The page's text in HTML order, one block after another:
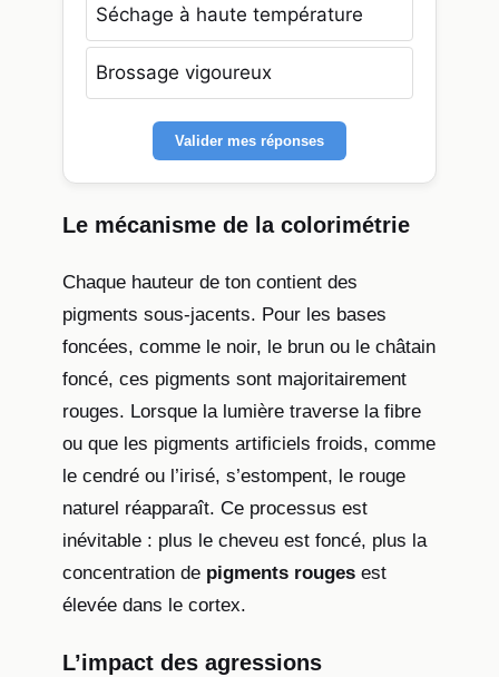
Séchage à haute température
Brossage vigoureux
Valider mes réponses
Le mécanisme de la colorimétrie
Chaque hauteur de ton contient des
pigments sous-jacents. Pour les bases
foncées, comme le noir, le brun ou le châtain
foncé, ces pigments sont majoritairement
rouges. Lorsque la lumière traverse la fibre
ou que les pigments artificiels froids, comme
le cendré ou l’irisé, s’estompent, le rouge
naturel réapparaît. Ce processus est
inévitable : plus le cheveu est foncé, plus la
concentration de pigments rouges est
élevée dans le cortex.
L’impact des agressions